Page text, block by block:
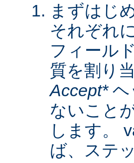
まずはじ
それぞれ
フィール
質を割り
Accept*ヘ
ないこと
します。
ば、ステ